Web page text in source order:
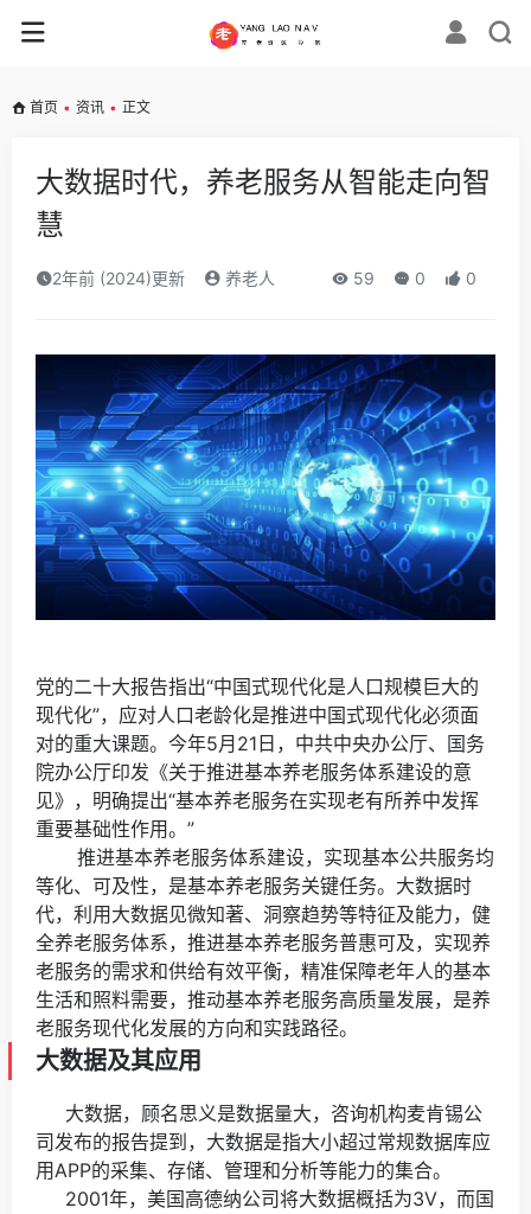
首页 • 资讯 • 正文
大数据时代，养老服务从智能走向智
慧
2年前 (2024)更新 养老人 59 0 0
党的二十大报告指出“中国式现代化是人口规模巨大的
现代化”，应对人口老龄化是推进中国式现代化必须面
对的重大课题。今年5月21日，中共中央办公厅、国务
院办公厅印发《关于推进基本养老服务体系建设的意
见》，明确提出“基本养老服务在实现老有所养中发挥
重要基础性作用。”
推进基本养老服务体系建设，实现基本公共服务均
等化、可及性，是基本养老服务关键任务。大数据时
代，利用大数据见微知著、洞察趋势等特征及能力，健
全养老服务体系，推进基本养老服务普惠可及，实现养
老服务的需求和供给有效平衡，精准保障老年人的基本
生活和照料需要，推动基本养老服务高质量发展，是养
老服务现代化发展的方向和实践路径。
大数据及其应用
大数据，顾名思义是数据量大，咨询机构麦肯锡公
司发布的报告提到，大数据是指大小超过常规数据库应
用APP的采集、存储、管理和分析等能力的集合。
2001年，美国高德纳公司将大数据概括为3V，而国